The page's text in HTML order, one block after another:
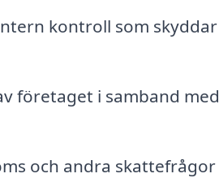
kontroll som
företaget i samband
och andra